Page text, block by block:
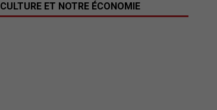
CULTURE ET NOTRE ÉCONOMIE